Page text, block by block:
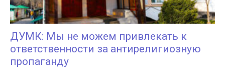
ДУМК: Мы не можем привлекать к
ответственности за антирелигиозную
пропаганду